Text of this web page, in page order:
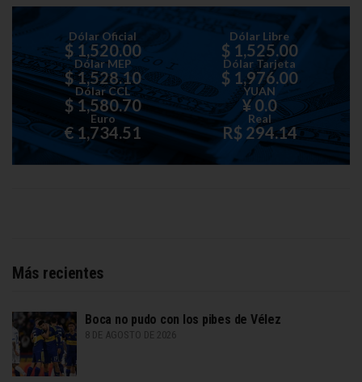
Dólar Oficial
$ 1,520.00
Dólar Libre
$ 1,525.00
Dólar MEP
$ 1,528.10
Dólar Tarjeta
$ 1,976.00
Dólar CCL
$ 1,580.70
YUAN
¥ 0.0
Euro
€ 1,734.51
Real
R$ 294.14
Más recientes
Boca no pudo con los pibes de Vélez
8 DE AGOSTO DE 2026